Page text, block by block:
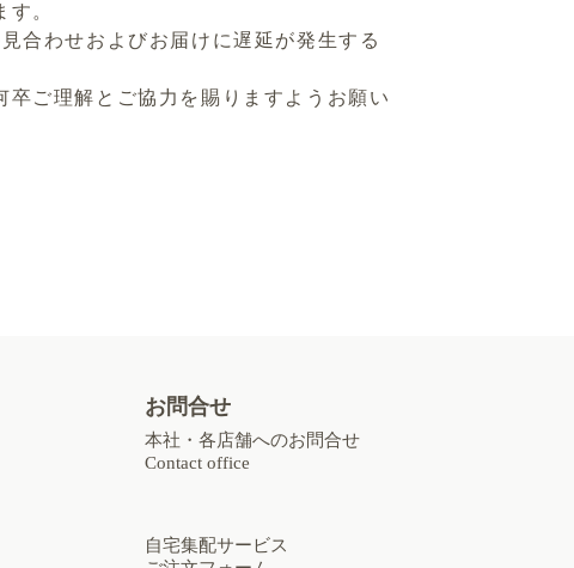
。
合わせおよびお届けに遅延が発生する
ご理解とご協力を賜りますようお願い
お問合せ
本社・各店舗へのお問合せ
Contact office
自宅集配サービス